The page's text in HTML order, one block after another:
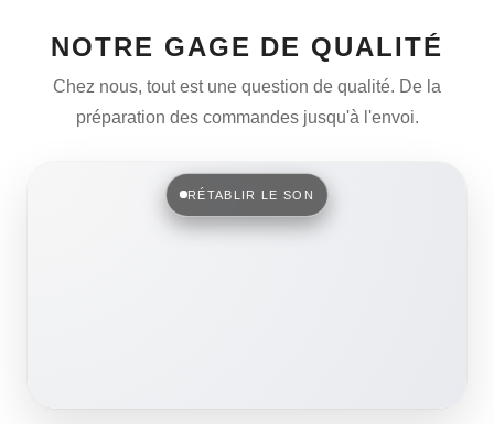
NOTRE GAGE DE QUALITÉ
Chez nous, tout est une question de qualité. De la
préparation des commandes jusqu'à l'envoi.
RÉTABLIR LE SON